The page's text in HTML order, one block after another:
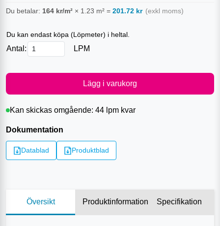
Du betalar: 164 kr/m² × 1.23 m² = 201.72 kr (exkl moms)
Du kan endast köpa (Löpmeter) i heltal.
Antal: LPM
Lägg i varukorg
Kan skickas omgående: 44 lpm kvar
Dokumentation
Datablad Produktblad
Översikt Produktinformation Specifikation